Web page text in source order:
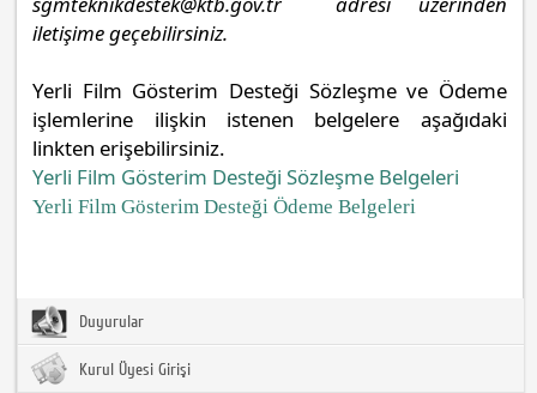
iletişime geçebilirsiniz.
Yerli Film Gösterim Desteği Sözleşme ve Ödeme
işlemlerine ilişkin istenen belgelere aşağıdaki
linkten erişebilirsiniz.
Yerli Film Gösterim Desteği Sözleşme Belgeleri
Yerli Film Gösterim Desteği Ödeme Belgeleri
Duyurular
Kurul Üyesi Girişi